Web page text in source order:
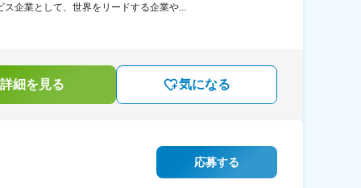
企業として、世界をリードする企業や...
細を見る 気になる
応募する